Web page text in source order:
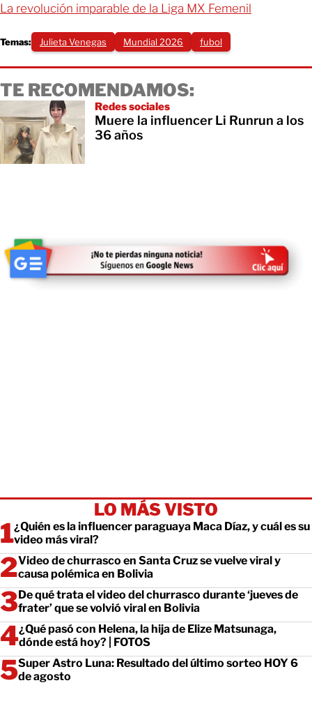
La revolución imparable de la Liga MX Femenil
Temas: Julieta Venegas Mundial 2026 fubol
TE RECOMENDAMOS:
Redes sociales
Muere la influencer Li Runrun a los
36 años
LO MÁS VISTO
¿Quién es la influencer paraguaya Maca Díaz, y cuál es su
video más viral?
Video de churrasco en Santa Cruz se vuelve viral y
causa polémica en Bolivia
De qué trata el video del churrasco durante ‘jueves de
frater’ que se volvió viral en Bolivia
¿Qué pasó con Helena, la hija de Elize Matsunaga,
dónde está hoy? | FOTOS
Super Astro Luna: Resultado del último sorteo HOY 6
de agosto